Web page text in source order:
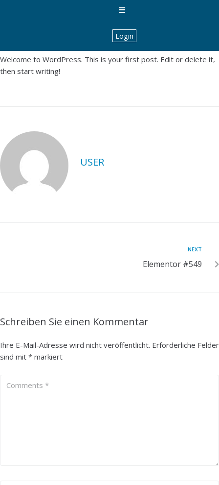
Login
Februar 4, 2021
Welcome to WordPress. This is your first post. Edit or delete it,
then start writing!
USER
NEXT
Elementor #549
Schreiben Sie einen Kommentar
Ihre E-Mail-Adresse wird nicht veröffentlicht. Erforderliche Felder
sind mit * markiert